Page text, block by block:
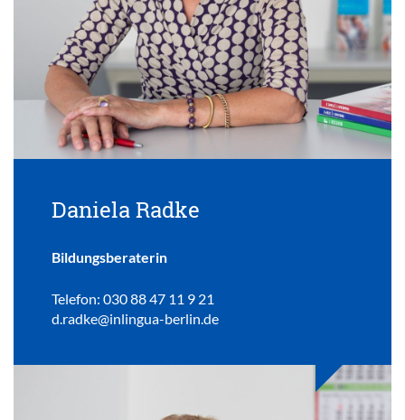
Daniela Radke
Bildungsberaterin
Telefon: 030 88 47 11 9 21
d.radke@inlingua-berlin.de